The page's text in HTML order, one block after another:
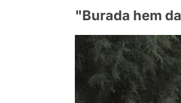
"Burada hem